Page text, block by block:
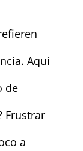
Aquí
de
Frustrar
a